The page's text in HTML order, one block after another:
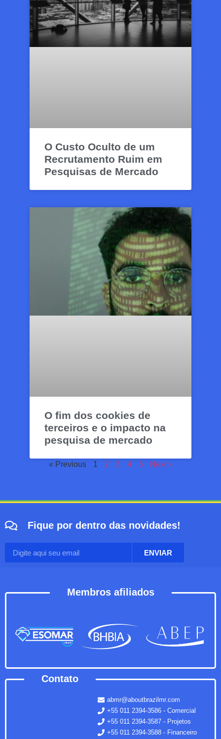
O Custo Oculto de um
Recrutamento Ruim em
Pesquisas de Mercado
O fim dos cookies de
terceiros e o impacto na
pesquisa de mercado
« Previous 1 2 3 4 5 Next »
Fique por dentro das novidades!
ENVIAR
Membros afiliados
Contato
abmr@aboutbrazilmr.com
+55 011 2394-3586 - Comercial
+55 011 2394-3587 - Projetos
+55 011 2394-3588 - Financeiro